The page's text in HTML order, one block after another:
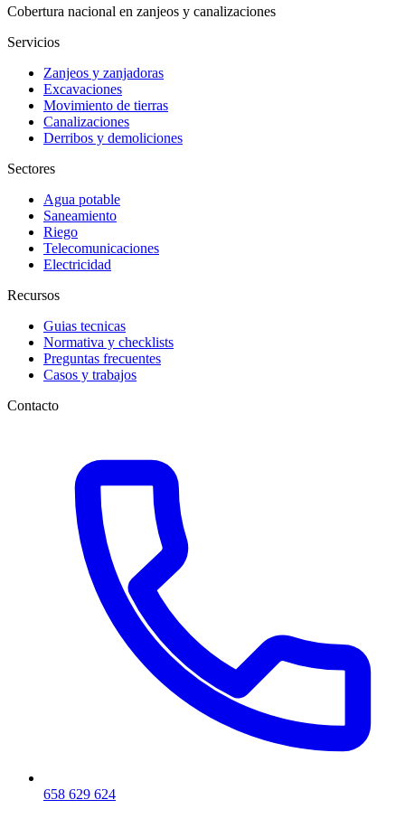
Cobertura nacional en zanjeos y canalizaciones
Servicios
Zanjeos y zanjadoras
Excavaciones
Movimiento de tierras
Canalizaciones
Derribos y demoliciones
Sectores
Agua potable
Saneamiento
Riego
Telecomunicaciones
Electricidad
Recursos
Guias tecnicas
Normativa y checklists
Preguntas frecuentes
Casos y trabajos
Contacto
658 629 624